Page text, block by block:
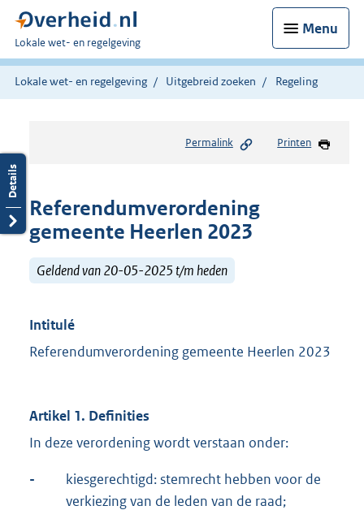
Menu
U
bent
hier:
Lokale wet- en regelgeving
Lokale wet- en regelgeving Uitgebreid zoeken Regeling
Permalink Printen
Referendumverordening
gemeente Heerlen 2023
Geldend van 20-05-2025 t/m heden
Intitulé
Referendumverordening gemeente Heerlen 2023
Artikel 1. Definities
In deze verordening wordt verstaan onder:
-
kiesgerechtigd: stemrecht hebben voor de
verkiezing van de leden van de raad;